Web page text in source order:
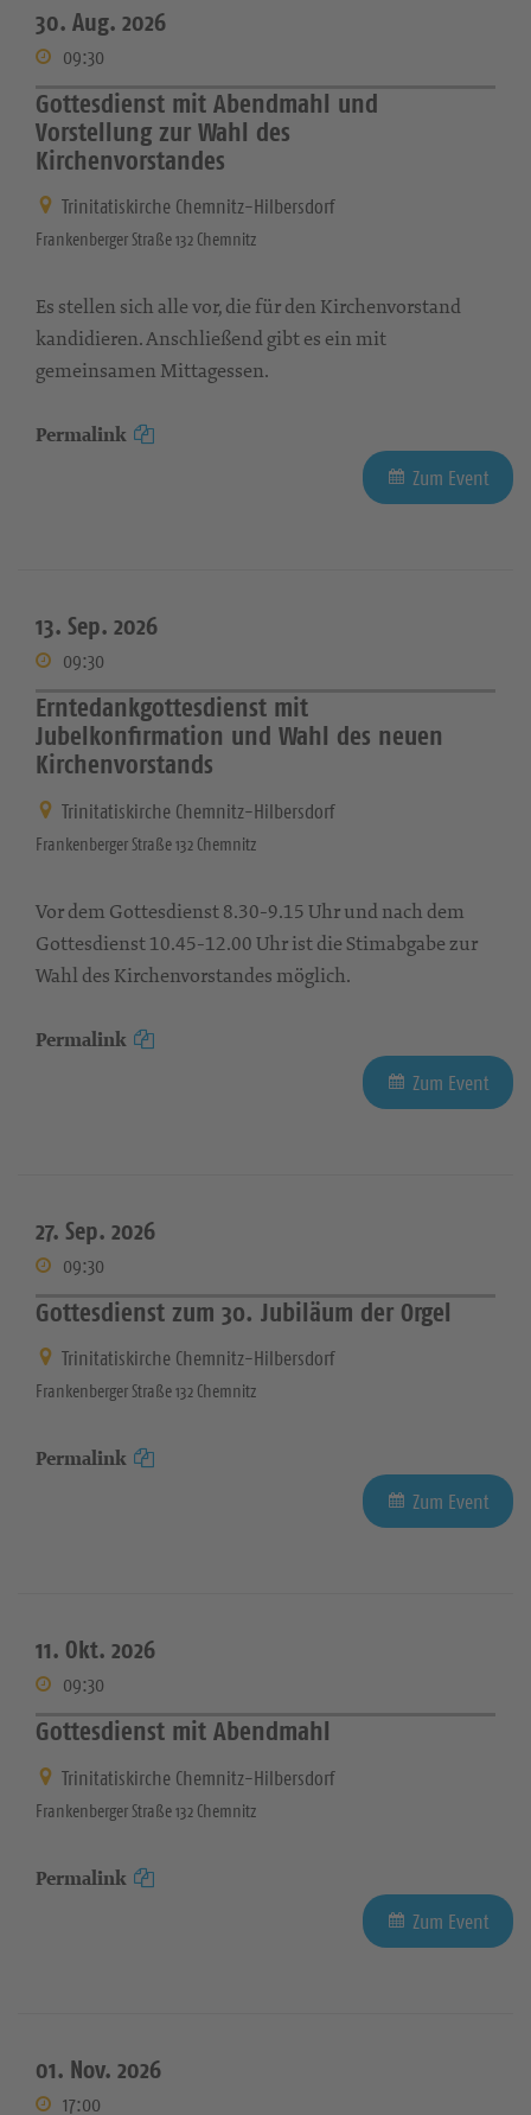
30. Aug. 2026
09:30
Gottesdienst mit Abendmahl und
Vorstellung zur Wahl des
Kirchenvorstandes
Trinitatiskirche Chemnitz-Hilbersdorf
Frankenberger Straße 132 Chemnitz
Es stellen sich alle vor, die für den Kirchenvorstand
kandidieren. Anschließend gibt es ein mit
gemeinsamen Mittagessen.
Permalink
Zum Event
13. Sep. 2026
09:30
Erntedankgottesdienst mit
Jubelkonfirmation und Wahl des neuen
Kirchenvorstands
Trinitatiskirche Chemnitz-Hilbersdorf
Frankenberger Straße 132 Chemnitz
Vor dem Gottesdienst 8.30-9.15 Uhr und nach dem
Gottesdienst 10.45-12.00 Uhr ist die Stimabgabe zur
Wahl des Kirchenvorstandes möglich.
Permalink
Zum Event
27. Sep. 2026
09:30
Gottesdienst zum 30. Jubiläum der Orgel
Trinitatiskirche Chemnitz-Hilbersdorf
Frankenberger Straße 132 Chemnitz
Permalink
Zum Event
11. Okt. 2026
09:30
Gottesdienst mit Abendmahl
Trinitatiskirche Chemnitz-Hilbersdorf
Frankenberger Straße 132 Chemnitz
Permalink
Zum Event
01. Nov. 2026
17:00